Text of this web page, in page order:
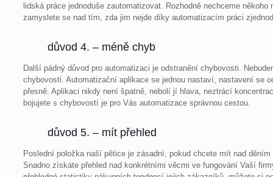
lidská práce jednoduše zautomatizovat. Rozhodně nechceme
zamyslete se nad tím, zda jim nejde díky automatizacím práci
důvod 4. – méně chyb
Další pádný důvod pro automatizaci je odstranění chybovosti.
chybovosti. Automatizační aplikace se jednou nastaví, nastavení se
přesně. Aplikaci nikdy není špatně, nebolí jí hlava, neztrácí
bojujete s chybovostí je pro Vás automatizace správnou cestou.
důvod 5. – mít přehled
Poslední položka naší pětice je zásadní, pokud chcete mít nad
Snadno získáte přehled nad konkrétními věcmi ve fungování Vaší